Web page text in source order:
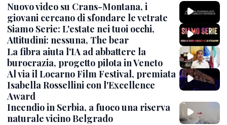
Nuovo video su Crans-Montana, i
giovani cercano di sfondare le vetrate
Siamo Serie: L'estate nei tuoi occhi,
Attitudini: nessuna, The bear
La fibra aiuta l'IA ad abbattere la
burocrazia, progetto pilota in Veneto
Al via il Locarno Film Festival, premiata
Isabella Rossellini con l'Excellence
Award
Incendio in Serbia, a fuoco una riserva
naturale vicino Belgrado